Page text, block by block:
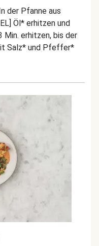
der Pfanne aus
Öl* erhitzen und
Min. erhitzen, bis der
Salz* und Pfeffer*